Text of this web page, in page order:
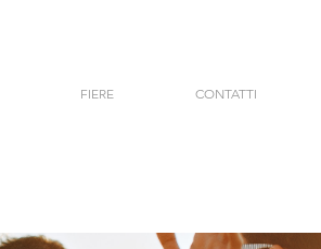
FIERE CONTATTI